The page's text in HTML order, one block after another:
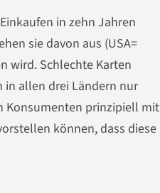
in zehn Jahren
sie davon aus (USA=
wird. Schlechte Karten
in allen drei Ländern nur
Konsumenten prinzipiell mit
können, dass diese